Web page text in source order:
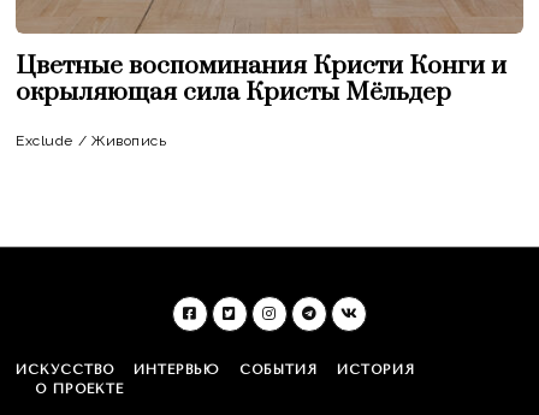
Цветные воспоминания Кристи Конги и
окрыляющая сила Кристы Мёльдер
Exclude / Живопись
ИСКУССТВО ИНТЕРВЬЮ СОБЫТИЯ
ИСТОРИЯ
О ПРОЕКТЕ